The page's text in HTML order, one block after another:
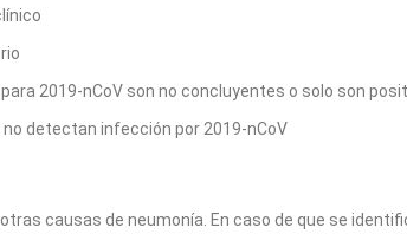
2019-nCoV son no concluyentes o solo son
detectan infección por 2019-nCoV
causas de neumonía. En caso de que se